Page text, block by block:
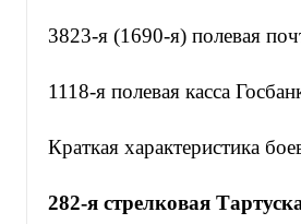
3823-я (1690-я) полевая
1118-я полевая касса
Краткая характеристика
282-я стрелковая